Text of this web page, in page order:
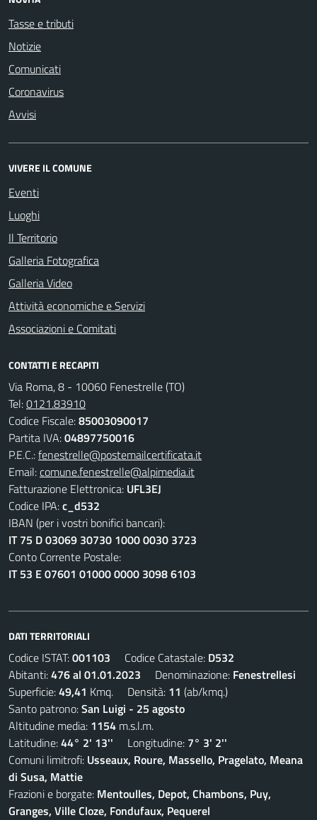
Tasse e tributi
Notizie
Comunicati
Coronavirus
Avvisi
VIVERE IL COMUNE
Eventi
Luoghi
Il Territorio
Galleria Fotografica
Galleria Video
Attività economiche e Servizi
Associazioni e Comitati
CONTATTI E RECAPITI
Via Roma, 8 - 10060 Fenestrelle (TO)
Tel:0121.83910
Codice Fiscale:85003090017
Partita IVA:04897750016
P.E.C.:fenestrelle@postemailcertificata.it
Email:comune.fenestrelle@alpimedia.it
Fatturazione Elettronica: UFL3EJ
Codice IPA:c_d532
IBAN (per i vostri bonifici bancari):
IT 75 D 03069 30730 1000 0030 3723
Conto Corrente Postale:
IT 53 E 07601 01000 0000 3098 6103
DATI TERRITORIALI
Codice ISTAT:001103 Codice Catastale: D532
Abitanti:476 al 01.01.2023 Denominazione: Fenestrellesi
Superficie:49,41 Kmq. Densità: 11 (ab/kmq.)
Santo patrono:San Luigi - 25 agosto
Altitudine media: 1154 m.s.l.m.
Latitudine:44° 2' 13'' Longitudine: 7° 3' 2''
Comuni limitrofi: Usseaux, Roure, Massello, Pragelato, Meana
di Susa, Mattie
Frazioni e borgate: Mentoulles, Depot, Chambons, Puy,
Granges, Ville Cloze, Fondufaux, Pequerel